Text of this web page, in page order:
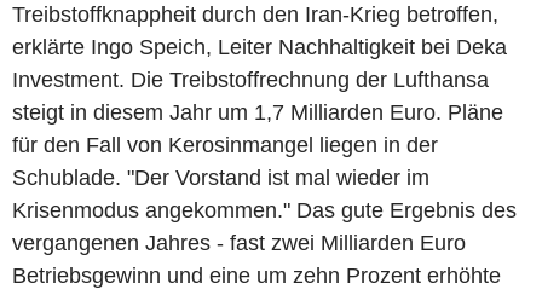
Treibstoffknappheit durch den Iran-Krieg betroffen,
erklärte Ingo Speich, Leiter Nachhaltigkeit bei Deka
Investment. Die Treibstoffrechnung der Lufthansa
steigt in diesem Jahr um 1,7 Milliarden Euro. Pläne
für den Fall von Kerosinmangel liegen in der
Schublade. "Der Vorstand ist mal wieder im
Krisenmodus angekommen." Das gute Ergebnis des
vergangenen Jahres - fast zwei Milliarden Euro
Betriebsgewinn und eine um zehn Prozent erhöhte